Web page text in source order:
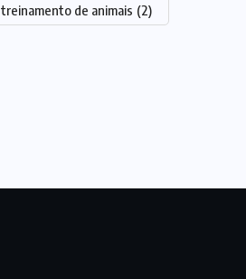
treinamento de animais (2)